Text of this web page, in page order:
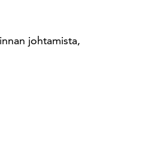
johtamista,